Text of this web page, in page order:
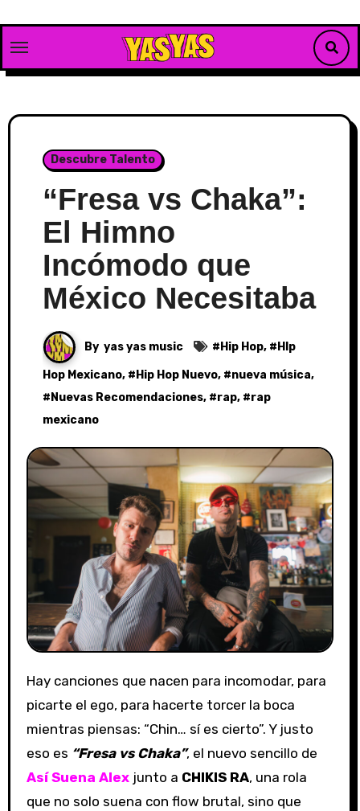
content
Descubre Talento
“Fresa vs Chaka”:
El Himno
Incómodo que
México Necesitaba
By yas yas music # Hip Hop, # HIp
Hop Mexicano, # Hip Hop Nuevo, #nueva música,
# Nuevas Recomendaciones, #rap, #rap
mexicano
Hay canciones que nacen para incomodar, para
picarte el ego, para hacerte torcer la boca
mientras piensas: “Chin… sí es cierto”. Y justo
eso es “Fresa vs Chaka”, el nuevo sencillo de
Así Suena Alexjunto a CHIKIS RA, una rola
que no solo suena con flow brutal, sino que